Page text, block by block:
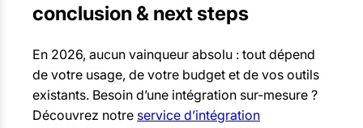
conclusion & next steps
En 2026, aucun vainqueur absolu : tout dépend
de votre usage, de votre budget et de vos outils
existants. Besoin d’une intégration sur-mesure ?
Découvrez notre service d’intégration